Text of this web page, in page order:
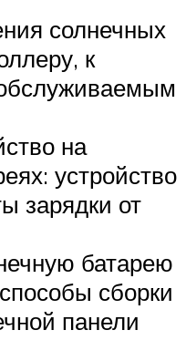
солнечных
к
на
устройство
зарядки от
батарею
сборки
панели